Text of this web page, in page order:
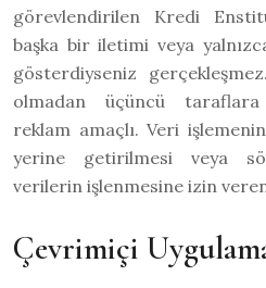
görevlendirilen Kredi
başka bir iletimi veya
gösterdiyseniz
olmadan üçüncü taraflara
reklam amaçlı. Veri
yerine getirilmesi veya
verilerin işlenmesine izin veren
Çevrimiçi